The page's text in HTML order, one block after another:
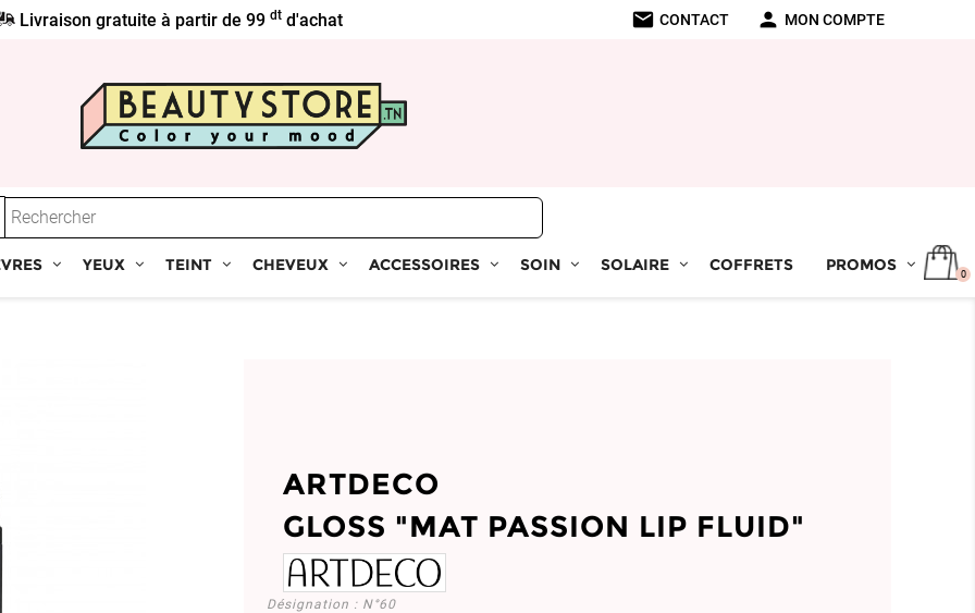
Livraison gratuite à partir de 99dt d'achat mail CONTACT person MON COMPTE
YEUX TEINT CHEVEUX ACCESSOIRES SOIN SOLAIRE COFFRETS PROMOS 0
ARTDECO
GLOSS "MAT PASSION LIP FLUID"
Désignation : N°60